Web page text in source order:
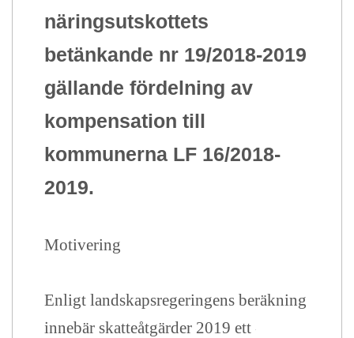
näringsutskottets
betänkande nr 19/2018-2019
gällande fördelning av
kompensation till
kommunerna LF 16/2018-
2019.
Motivering
Enligt landskapsregeringens beräkning
innebär skatteåtgärder 2019 ett